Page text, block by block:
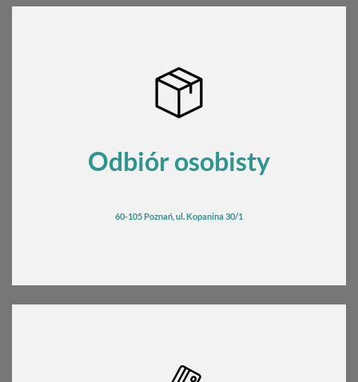
Odbiór osobisty
60-105 Poznań, ul. Kopanina 30/1